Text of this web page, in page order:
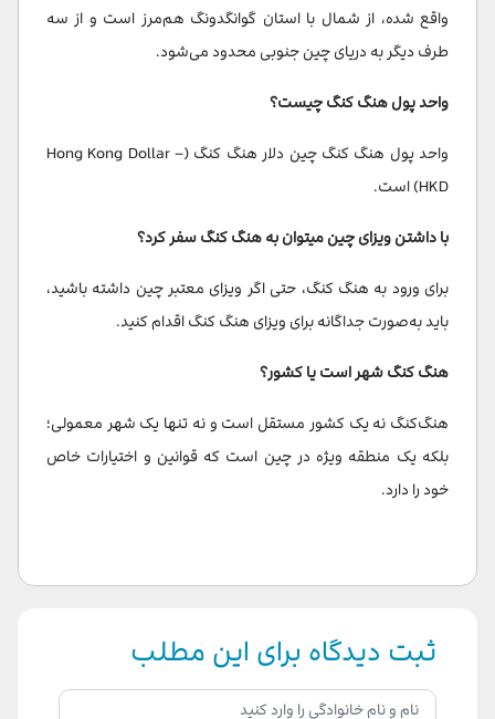
واقع شده، از شمال با استان گوانگدونگ هم‌مرز است و از سه
طرف دیگر به دریای چین جنوبی محدود می‌شود.
واحد پول هنگ کنگ چیست؟
واحد پول هنگ کنگ چین دلار هنگ کنگ (Hong Kong Dollar –
HKD) است.
با داشتن ویزای چین میتوان به هنگ کنگ سفر کرد؟
برای ورود به هنگ کنگ، حتی اگر ویزای معتبر چین داشته باشید،
باید به‌صورت جداگانه برای ویزای هنگ کنگ اقدام کنید.
هنگ کنگ شهر است یا کشور؟
هنگ‌کنگ نه یک کشور مستقل است و نه تنها یک شهر معمولی؛
بلکه یک منطقه ویژه در چین است که قوانین و اختیارات خاص
خود را دارد.
ثبت دیدگاه برای این مطلب